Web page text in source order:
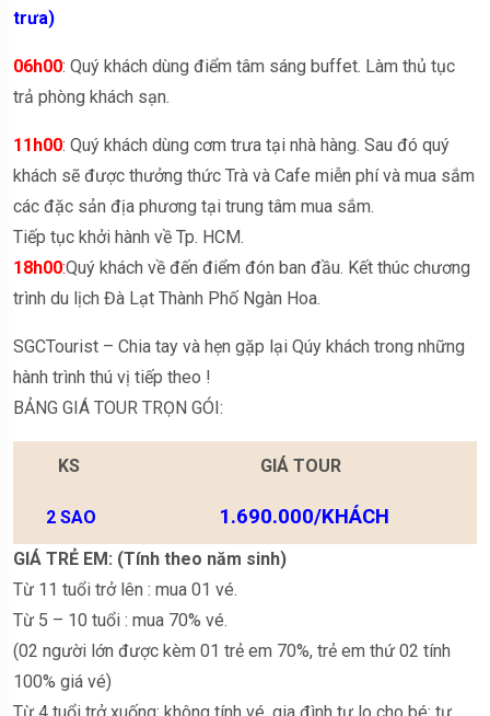
trưa)
06h00: Quý khách dùng điểm tâm sáng buffet. Làm thủ tục
trả phòng khách sạn.
11h00: Quý khách dùng cơm trưa tại nhà hàng. Sau đó quý
khách sẽ được thưởng thức Trà và Cafe miễn phí và mua sắm
các đặc sản địa phương tại trung tâm mua sắm.
Tiếp tục khởi hành về Tp. HCM.
18h00:Quý khách về đến điểm đón ban đầu. Kết thúc chương
trình du lịch Đà Lạt Thành Phố Ngàn Hoa.
SGCTourist – Chia tay và hẹn gặp lại Qúy khách trong những
hành trình thú vị tiếp theo !
BẢNG GIÁ TOUR TRỌN GÓI:
KS GIÁ TOUR
2 SAO 1.690.000/KHÁCH
GIÁ TRẺ EM: (Tính theo năm sinh)
Từ 11 tuổi trở lên : mua 01 vé.
Từ 5 – 10 tuổi : mua 70% vé.
(02 người lớn được kèm 01 trẻ em 70%, trẻ em thứ 02 tính
100% giá vé)